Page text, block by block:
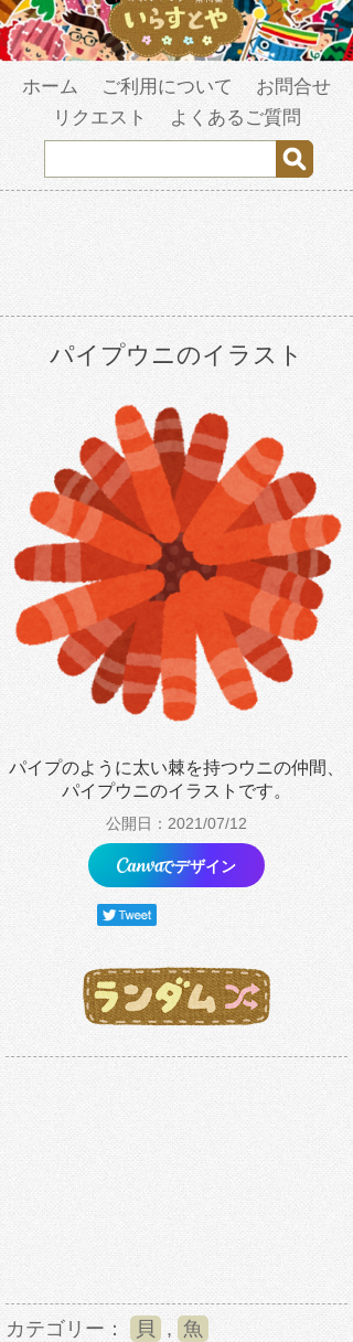
ホーム ご利用について
お問合せ
リクエスト
よくあるご質問
パイプウニのイラスト
パイプのように太い棘を持つウニの仲間、
パイプウニのイラストです。
公開日：2021/07/12
でデザイン
カテゴリー： 貝 , 魚